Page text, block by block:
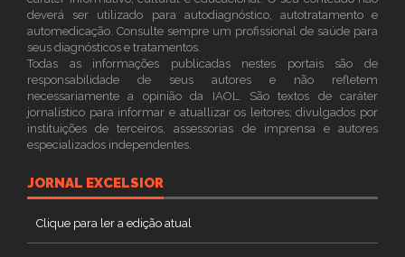
deverá ser utilizado para autodiagnóstico, autotratamento e
automedicação. Consulte sempre um profissional de saúde para
seus diagnósticos e tratamentos.
Todas as informações publicadas nestes portais são de
responsabilidade de seus autores e não refletem
necessariamente a opinião da IAOL. São textos de caráter
jornalístico para informar e atuallizar os leitores; divulgados por
instituições de terceiros, assessorias de imprensa e autores
especializados independentes.
JORNAL EXCELSIOR
Clique para ler a edição atual